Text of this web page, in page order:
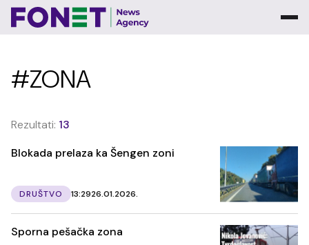
#ZONA
Rezultati: 13
Blokada prelaza ka Šengen zoni
DRUŠTVO 13:2926.01.2026.
Sporna pešačka zona